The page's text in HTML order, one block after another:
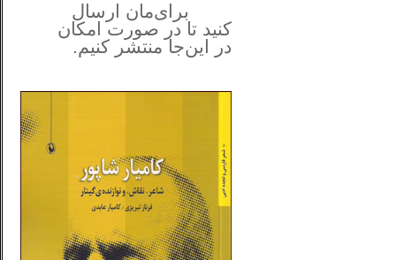
برای‌مان ارسال
کنید تا در صورت امکان
در این‌جامنتشر کنیم.